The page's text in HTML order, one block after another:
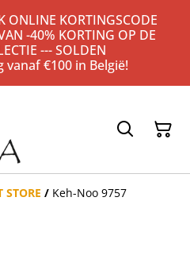
ONLINE KORTINGSCODE
-40% KORTING OP DE
--- SOLDEN
€100 in België!
STORE / Keh-Noo 9757